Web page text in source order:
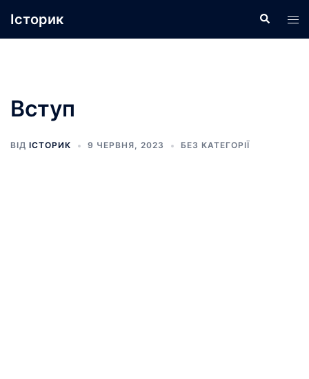
доІсторик Пошук
Вступ
ВІД ІСТОРИК 9 ЧЕРВНЯ, 2023 БЕЗ КАТЕГОРІЇ